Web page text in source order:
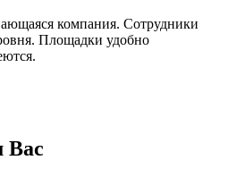
компания. Сотрудники
Площадки удобно
Вас